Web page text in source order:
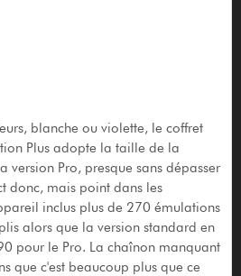
blanche ou violette, le coffret
Plus adopte la taille de la
version Pro, presque sans dépasser
donc, mais point dans les
inclus plus de 270 émulations
alors que la version standard en
pour le Pro. La chaînon manquant
que c'est beaucoup plus que ce